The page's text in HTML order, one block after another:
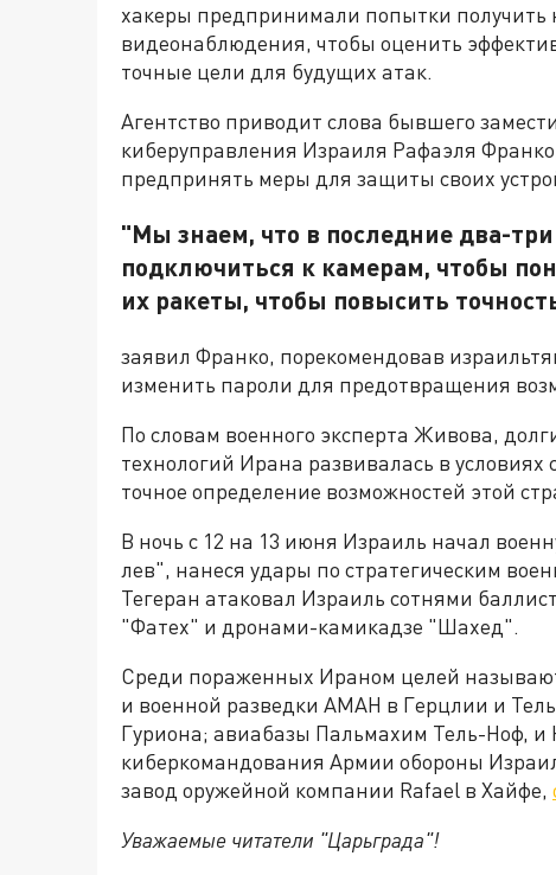
хакеры предпринимали попытки получить
видеонаблюдения, чтобы оценить
точные цели для будущих атак.
Агентство приводит слова бывшего
киберуправления Израиля Рафаэля
предпринять меры для защиты своих
"Мы знаем, что в последние два-
подключиться к камерам, чтобы
их ракеты, чтобы повысить
заявил Франко, порекомендовав
изменить пароли для предотвращения
По словам военного эксперта Живова,
технологий Ирана развивалась в
точное определение возможностей этой
В ночь с 12 на 13 июня Израиль начал
лев", нанеся удары по стратегическим
Тегеран атаковал Израиль сотнями
"Фатех" и дронами-камикадзе "Шахед".
Среди пораженных Ираном целей
и военной разведки АМАН в Герцлии и
Гуриона; авиабазы Пальмахим Тель-Ноф,
киберкомандования Армии обороны
завод оружейной компании Rafael в Хайфе,
Уважаемые читатели "Царьграда"!